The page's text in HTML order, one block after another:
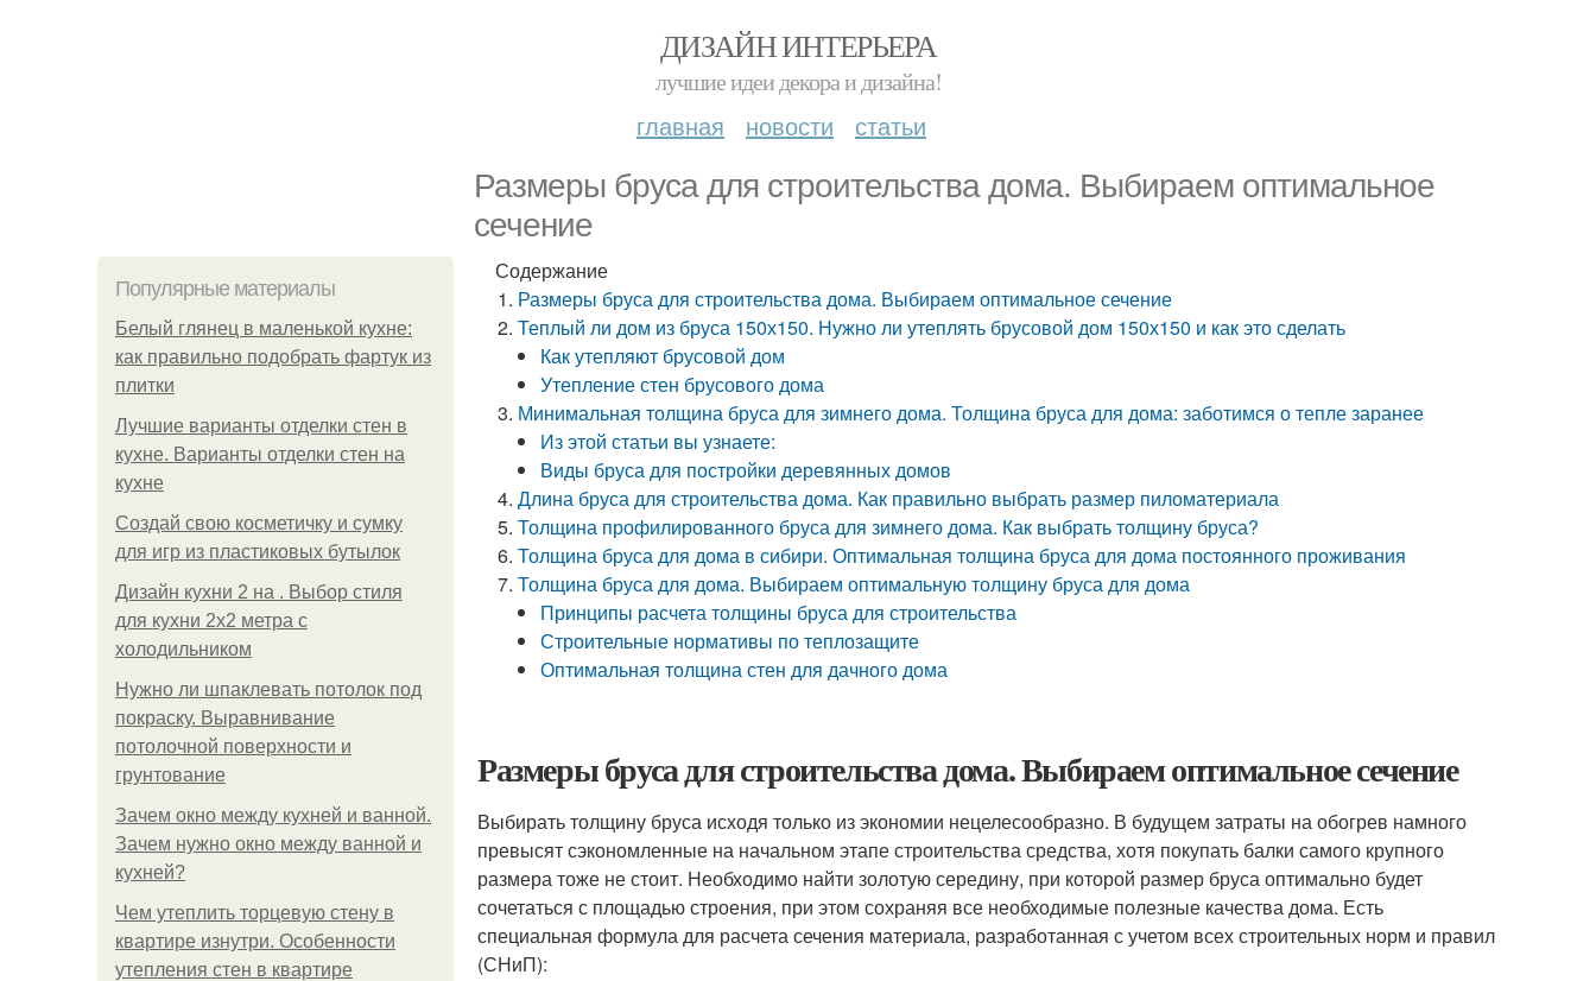
ДИЗАЙН ИНТЕРЬЕРА
лучшие идеи декора и дизайна!
главная новости статьи
Размеры бруса для строительства дома. Выбираем оптимальное
сечение
Популярные материалы
Белый глянец в маленькой кухне:
как правильно подобрать фартук из
плитки
Лучшие варианты отделки стен в
кухне. Варианты отделки стен на
кухне
Создай свою косметичку и сумку
для игр из пластиковых бутылок
Дизайн кухни 2 на . Выбор стиля
для кухни 2х2 метра с
холодильником
Нужно ли шпаклевать потолок под
покраску. Выравнивание
потолочной поверхности и
грунтование
Зачем окно между кухней и ванной.
Зачем нужно окно между ванной и
кухней?
Чем утеплить торцевую стену в
квартире изнутри. Особенности
утепления стен в квартире
Содержание
Размеры бруса для строительства дома. Выбираем оптимальное сечение
Теплый ли дом из бруса 150х150. Нужно ли утеплять брусовой дом 150х150 и как это сделать
Как утепляют брусовой дом
Утепление стен брусового дома
Минимальная толщина бруса для зимнего дома. Толщина бруса для дома: заботимся о тепле заранее
Из этой статьи вы узнаете:
Виды бруса для постройки деревянных домов
Длина бруса для строительства дома. Как правильно выбрать размер пиломатериала
Толщина профилированного бруса для зимнего дома. Как выбрать толщину бруса?
Толщина бруса для дома в сибири. Оптимальная толщина бруса для дома постоянного проживания
Толщина бруса для дома. Выбираем оптимальную толщину бруса для дома
Принципы расчета толщины бруса для строительства
Строительные нормативы по теплозащите
Оптимальная толщина стен для дачного дома
Размеры бруса для строительства дома. Выбираем оптимальное сечение
Выбирать толщину бруса исходя только из экономии нецелесообразно. В будущем затраты на обогрев намного
превысят сэкономленные на начальном этапе строительства средства, хотя покупать балки самого крупного
размера тоже не стоит. Необходимо найти золотую середину, при которой размер бруса оптимально будет
сочетаться с площадью строения, при этом сохраняя все необходимые полезные качества дома. Есть
специальная формула для расчета сечения материала, разработанная с учетом всех строительных норм и правил
(СНиП):